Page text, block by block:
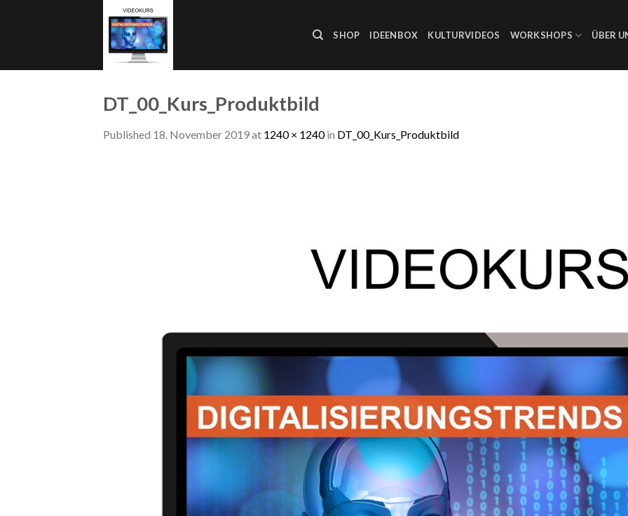
SHOP IDEENBOX KULTURVIDEOS WORKSHOPS ÜBER
DT_00_Kurs_Produktbild
Published 18. November 2019at 1240 × 1240in DT_00_Kurs_Produktbild